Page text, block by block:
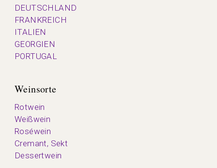
DEUTSCHLAND
FRANKREICH
ITALIEN
GEORGIEN
PORTUGAL
Weinsorte
Rotwein
Weißwein
Roséwein
Cremant, Sekt
Dessertwein